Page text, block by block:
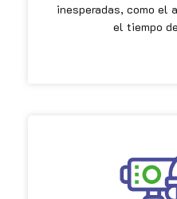
inesperadas, como el
el tiempo